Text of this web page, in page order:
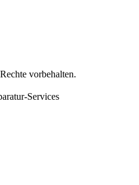
vorbehalten.
Services